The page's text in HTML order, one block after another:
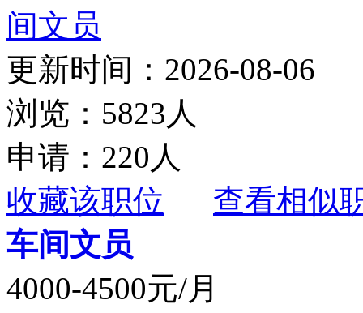
间文员
更新时间：2026-08-06
浏览：5823人
申请：220人
收藏该职位
查看相似
车间文员
4000-4500元/月